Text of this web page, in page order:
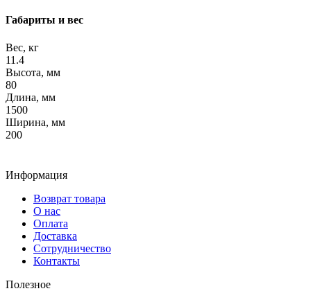
Габариты и вес
Вес, кг
11.4
Высота, мм
80
Длина, мм
1500
Ширина, мм
200
Информация
Возврат товара
О нас
Оплата
Доставка
Сотрудничество
Контакты
Полезное